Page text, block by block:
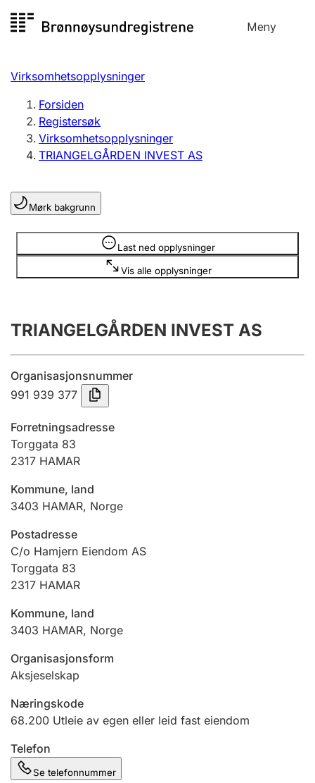
til
Meny
Registersøk
Aksjeselskap
Enkeltpersonforetak
Registrere, endre, slette
Lag og forening
Registrere, endre, slette
Årsregnskap
Innsending og forsinkelsesgebyr
Tinglysing
Jeger
Ektepaktveileder
Offentlig sektor
Andre tema
Virksomhetsopplysninger
Forsiden
Registersøk
Virksomhetsopplysninger
TRIANGELGÅRDEN INVEST AS
Mørk bakgrunn
Last ned opplysninger
Vis alle opplysninger
Opplysninger er skjult
TRIANGELGÅRDEN INVEST AS
Organisasjonsnummer
991 939 377
Forretningsadresse
Torggata 83
2317 HAMAR
Kommune, land
3403 HAMAR, Norge
Postadresse
C/o Hamjern Eiendom AS
Torggata 83
2317 HAMAR
Kommune, land
3403 HAMAR, Norge
Organisasjonsform
Aksjeselskap
Næringskode
68.200 Utleie av egen eller leid fast eiendom
Telefon
Se telefonnummer